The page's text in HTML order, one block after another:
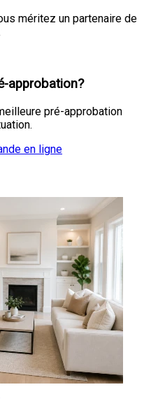
méritez un partenaire de
approbation?
pré-approbation
en ligne